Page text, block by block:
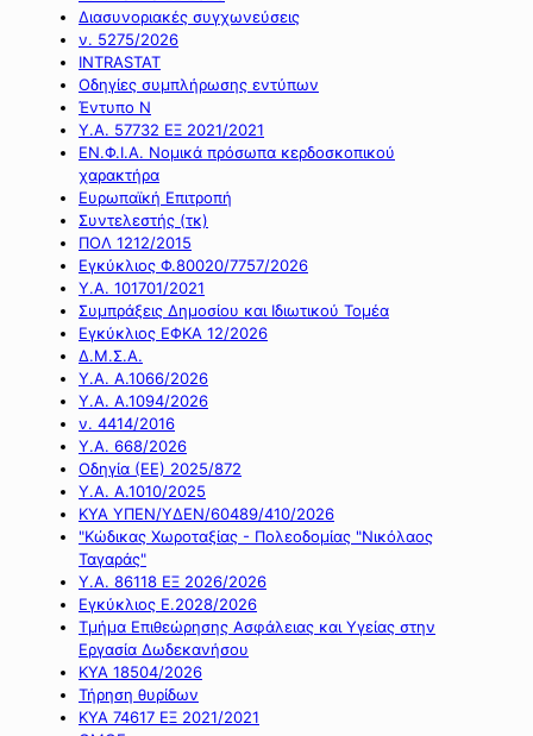
Διασυνοριακές συγχωνεύσεις
ν. 5275/2026
INTRASTAT
Οδηγίες συμπλήρωσης εντύπων
Έντυπο Ν
Υ.Α. 57732 ΕΞ 2021/2021
ΕΝ.Φ.Ι.Α. Νομικά πρόσωπα κερδοσκοπικού
χαρακτήρα
Ευρωπαϊκή Επιτροπή
Συντελεστής (τκ)
ΠΟΛ 1212/2015
Εγκύκλιος Φ.80020/7757/2026
Υ.Α. 101701/2021
Συμπράξεις Δημοσίου και Ιδιωτικού Τομέα
Εγκύκλιος ΕΦΚΑ 12/2026
Δ.Μ.Σ.Α.
Υ.Α. Α.1066/2026
Υ.Α. Α.1094/2026
ν. 4414/2016
Y.A. 668/2026
Οδηγία (ΕΕ) 2025/872
Υ.Α. Α.1010/2025
ΚΥΑ ΥΠΕΝ/ΥΔΕΝ/60489/410/2026
"Κώδικας Χωροταξίας - Πολεοδομίας "Νικόλαος
Ταγαράς"
Υ.Α. 86118 ΕΞ 2026/2026
Εγκύκλιος Ε.2028/2026
Τμήμα Επιθεώρησης Ασφάλειας και Υγείας στην
Εργασία Δωδεκανήσου
ΚΥΑ 18504/2026
Τήρηση θυρίδων
ΚΥΑ 74617 ΕΞ 2021/2021